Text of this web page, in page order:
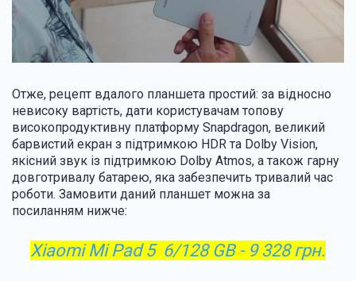
Отже, рецепт вдалого планшета простий: за відносно
невисоку вартість, дати користувачам топову
високопродуктивну платформу Snapdragon, великий
барвистий екран з підтримкою HDR та Dolby Vision,
якісний звук із підтримкою Dolby Atmos, а також гарну
довготривалу батарею, яка забезпечить тривалий час
роботи. Замовити даний планшет можна за
посиланням нижче:
Xiaomi Mi Pad 5 6/128 GB - 9 328 грн.